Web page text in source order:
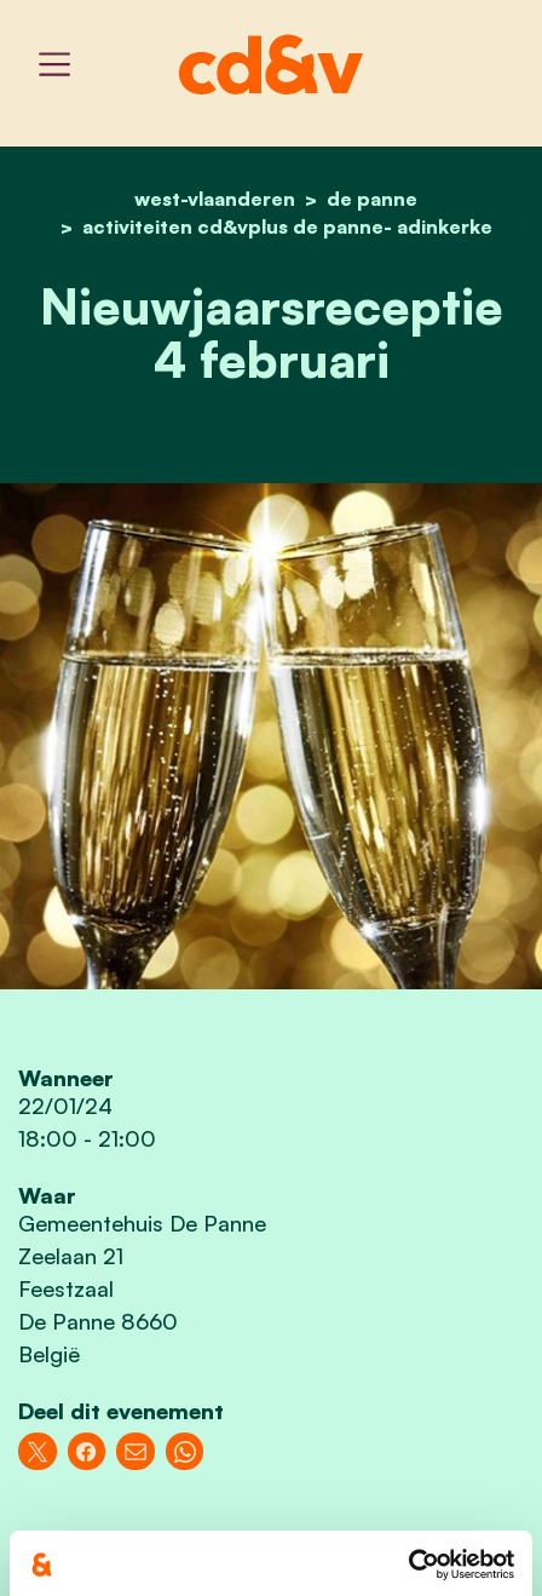
home
west-vlaanderen
de panne
activiteiten cd&vplus de panne- adinkerke
nieuwjaarsreceptie 4
Nieuwjaarsreceptie
4 februari
Wanneer
22/01/24
18:00 - 21:00
Waar
Gemeentehuis De Panne
Zeelaan 21
Feestzaal
De Panne 8660
België
Deel dit evenement